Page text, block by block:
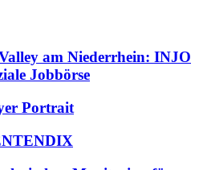
am Niederrhein: INJO
Jobbörse
Portrait